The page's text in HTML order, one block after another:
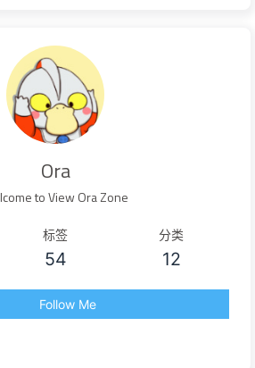
Ora
to View Ora Zone
标签
54
分类
12
Follow Me